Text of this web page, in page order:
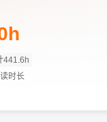
441.6h
时长